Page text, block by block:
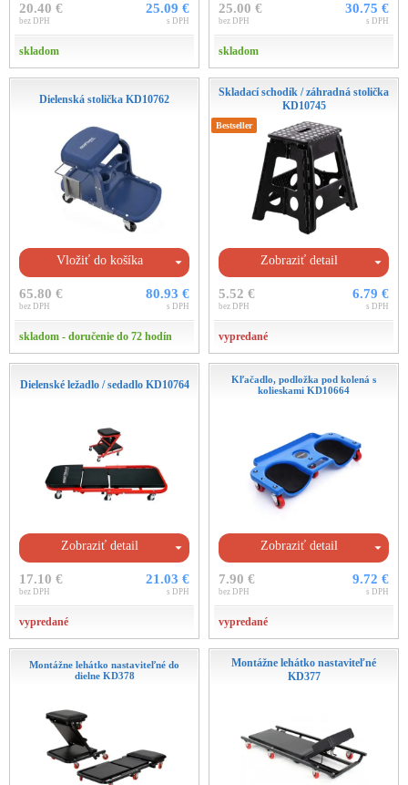
20.40 €
bez DPH
25.09 €
s DPH
skladom
25.00 €
bez DPH
30.75 €
s DPH
skladom
Dielenská stolička KD10762
Vložiť do košíka
65.80 €
bez DPH
80.93 €
s DPH
skladom - doručenie do 72 hodín
Skladací schodík / záhradná stolička
KD10745
Bestseller
Zobraziť detail
5.52 €
bez DPH
6.79 €
s DPH
vypredané
Dielenské ležadlo / sedadlo KD10764
Zobraziť detail
17.10 €
bez DPH
21.03 €
s DPH
vypredané
Kľačadlo, podložka pod kolená s
kolieskami KD10664
Zobraziť detail
7.90 €
bez DPH
9.72 €
s DPH
vypredané
Montážne lehátko nastaviteľné do
dielne KD378
Montážne lehátko nastaviteľné
KD377